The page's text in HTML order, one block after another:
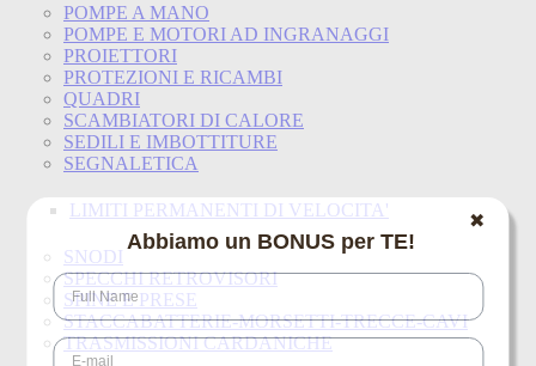
POMPE A MANO
POMPE E MOTORI AD INGRANAGGI
PROIETTORI
PROTEZIONI E RICAMBI
QUADRI
SCAMBIATORI DI CALORE
SEDILI E IMBOTTITURE
SEGNALETICA
LIMITI PERMANENTI DI VELOCITA'
SNODI
SPECCHI RETROVISORI
SPINE E PRESE
STACCABATTERIE-MORSETTI-TRECCE-CAVI
TRASMISSIONI CARDANICHE
✖
Abbiamo un BONUS per TE!